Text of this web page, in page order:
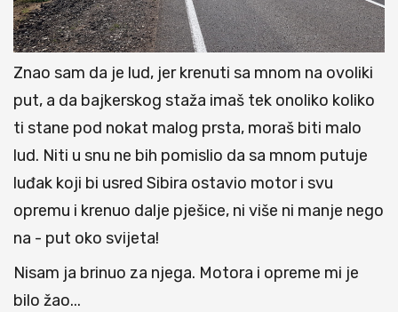
Znao sam da je lud, jer krenuti sa mnom na ovoliki
put, a da bajkerskog staža imaš tek onoliko koliko
ti stane pod nokat malog prsta, moraš biti malo
lud. Niti u snu ne bih pomislio da sa mnom putuje
luđak koji bi usred Sibira ostavio motor i svu
opremu i krenuo dalje pješice, ni više ni manje nego
na - put oko svijeta!
Nisam ja brinuo za njega. Motora i opreme mi je
bilo žao...